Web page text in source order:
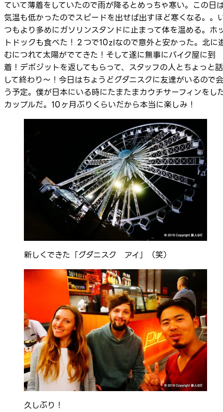
ていて薄着をしていたので雨が降るとめっちゃ寒い。この日
気温も低かったのでスピードを出せば出すほど寒くなる。。
つもより多めにガソリンスタンドに止まって体を温める。ホ
トドックも食べた！２つで10zlなので意外と安かった。北に
むにつれて太陽がでてきた！そして遂に無事にバイク屋に到
着！デポジットを返してもらって、スタッフの人とちょっと話
して終わり～！今日はちょうどグダニスクに友達がいるので会
う予定。僕が日本にいる時にたまたまカウチサーフィンをし
カップルだ。10ヶ月ぶりくらいだから本当に楽しみ！
新しくできた「グダニスク アイ」（笑）
久しぶり！